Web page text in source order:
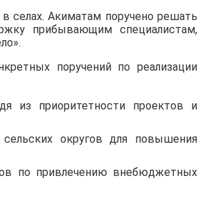
селах. Акиматам поручено решать
прибывающим специалистам,
поручений по реализации
из приоритетности проектов и
округов для повышения
по привлечению внебюджетных